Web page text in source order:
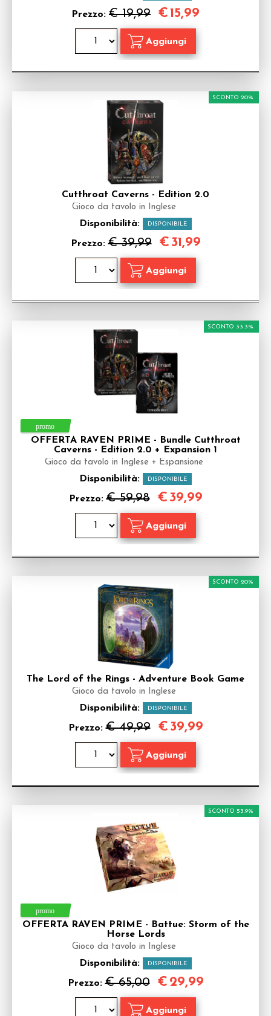
Prezzo: € 19,99 €15,99
Cutthroat Caverns - Edition 2.0
Gioco da tavolo in Inglese
Disponibilità: DISPONIBILE
Prezzo:€ 39,99
SCONTO 20%
€ 31,99
OFFERTA RAVEN PRIME - Bundle Cutthroat
Caverns - Edition 2.0 + Expansion 1
Gioco da tavolo in Inglese + Espansione
Disponibilità: DISPONIBILE
Prezzo:€ 59,98
SCONTO 33.3%
€ 39,99
The Lord of the Rings - Adventure Book Game
Gioco da tavolo in Inglese
Disponibilità: DISPONIBILE
Prezzo:€ 49,99
SCONTO 20%
€ 39,99
OFFERTA RAVEN PRIME - Battue: Storm of the
Horse Lords
Gioco da tavolo in Inglese
Disponibilità: DISPONIBILE
Prezzo:€ 65,00
SCONTO 53.9%
€ 29,99